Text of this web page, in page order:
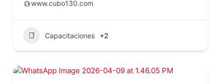
www.cubo130.com
Capacitaciones +2